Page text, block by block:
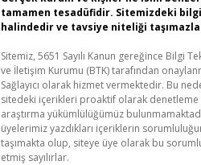
tamamen tesadüfidir. Sitemizdeki
halindedir ve tavsiye niteliği
Sitemiz, 5651 Sayılı Kanun gereğince Bilgi
ve İletişim Kurumu (BTK) tarafından
Sağlayıcı olarak hizmet vermektedir. Bu
sitedeki içerikleri proaktif olarak denetleme
araştırma yükümlülüğümüz
üyelerimiz yazdıkları içeriklerin
taşımakta olup, siteye üye olarak bu
etmiş sayılırlar.